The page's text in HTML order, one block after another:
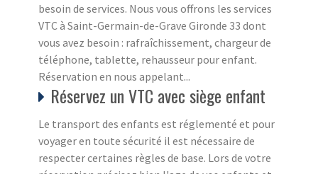
besoin de services. Nous vous offrons les services
VTC à Saint-Germain-de-Grave Gironde 33 dont
vous avez besoin : rafraîchissement, chargeur de
téléphone, tablette, rehausseur pour enfant.
Réservation en nous appelant...
Réservez un VTC avec siège enfant
Le transport des enfants est réglementé et pour
voyager en toute sécurité il est nécessaire de
respecter certaines règles de base. Lors de votre